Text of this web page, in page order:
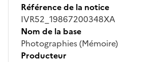
Référence de la notice
IVR52_19867200348XA
Nom de la base
Photographies (Mémoire)
Producteur